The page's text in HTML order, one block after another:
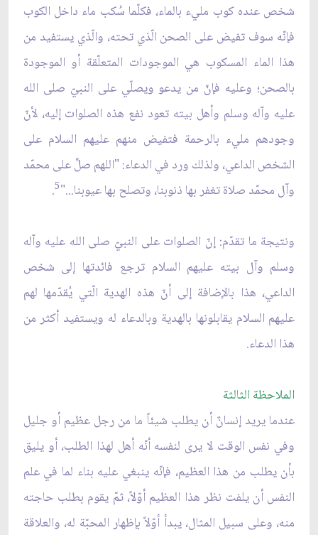
شخص عنده كوب مليء بالماء، فكلّما سُكب ماء داخل الكوب
فإنّه سوف تفيض على الصحن الّذي تحته، والّذي يستفيد من
هذا الماء المسكوب هي الموجودات المتعلّقة أو الموجودة
بالصحن؛ وعليه فإنّ من يدعو ويصلّي على النبيّ صلى الله
عليه وآله وسلم وأهل بيته تعود نفع هذه الصلوات إليه، لأنّ
وجودهم مليء بالرحمة فتفيض منهم عليهم السلام على
الشخص الداعي، ولذلك ورد في الدعاء: "اللهم صلِّ على محمّد
وآل محمّد صلاة تغفر بها ذنوبنا، وتصلح بها عيوبنا..."5
.
ونتيجة ما تقدّم: إنّ الصلوات على النبيّ صلى الله عليه وآله
وسلم وآل بيته عليهم السلام ترجع فائدتها إلى شخص
الداعي، هذا بالإضافة إلى أنّ هذه الهدية الّتي يُقدّمها لهم
عليهم السلام يقابلونها بالهدية وبالدعاء له ويستفيد أكثر من
هذا الدعاء.
الملاحظة الثالثة
عندما يريد إنسانٌ أن يطلب شيئاً ما من رجل عظيم أو جليل
وفي نفس الوقت لا يرى لنفسه أنّه أهل لهذا الطلب، أو يليق
بأن يطلب من هذا العظيم، فإنّه ينبغي عليه بناء لما في علم
النفس أن يلفت نظر هذا العظيم أوّلاً، ثمّ يقوم بطلب حاجته
منه، وعلى سبيل المثال، يبدأ أوّلاً بإظهار المحبّة له، والعلاقة